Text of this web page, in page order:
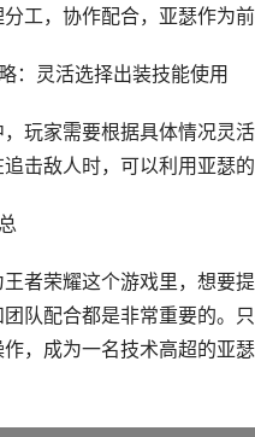
工，协作配合，亚瑟作为
：灵活选择出装技能使用
玩家需要根据具体情况灵
击敌人时，可以利用亚瑟
者荣耀这个游戏里，想要
团队配合都是非常重要的。
，成为一名技术高超的亚瑟